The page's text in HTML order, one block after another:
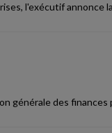
l'exécutif annonce
générale des